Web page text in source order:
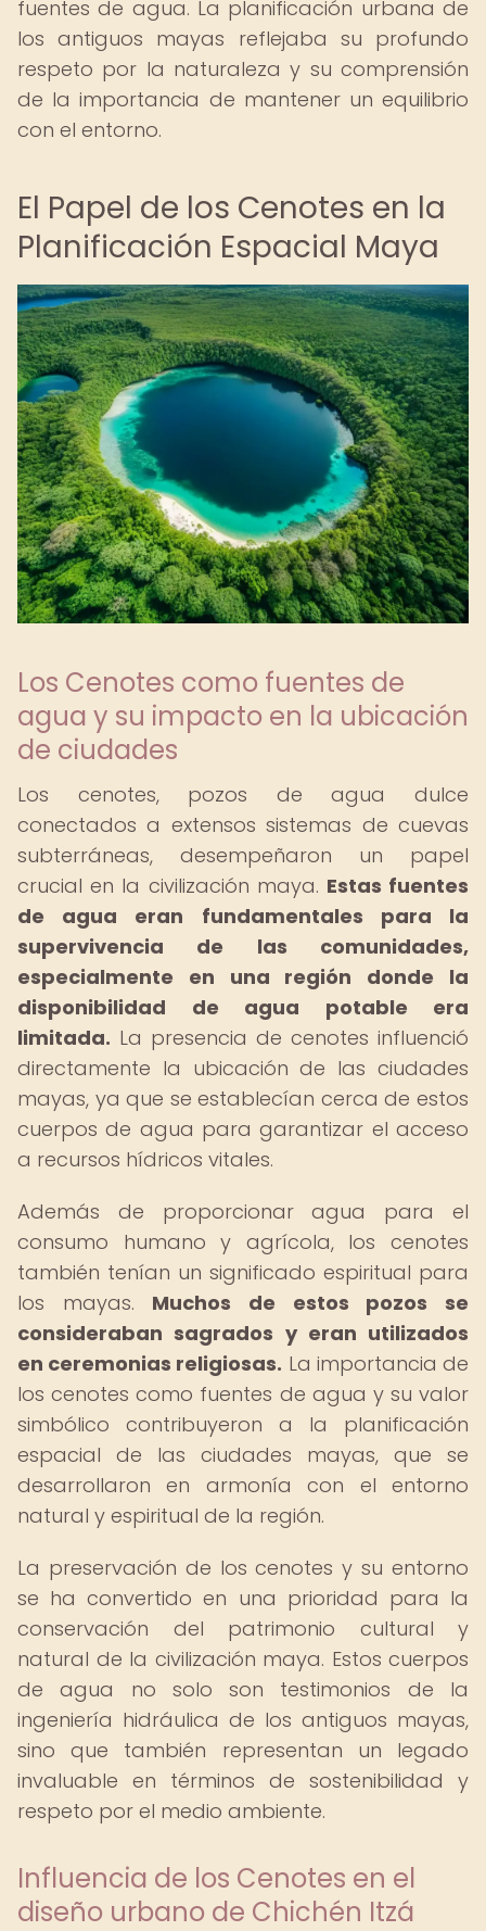
fuentes de agua. La planificación urbana de
los antiguos mayas reflejaba su profundo
respeto por la naturaleza y su comprensión
de la importancia de mantener un equilibrio
con el entorno.
El Papel de los Cenotes en la
Planificación Espacial Maya
Los Cenotes como fuentes de
agua y su impacto en la ubicación
de ciudades
Los cenotes, pozos de agua dulce
conectados a extensos sistemas de cuevas
subterráneas, desempeñaron un papel
crucial en la civilización maya. Estas fuentes
de agua eran fundamentales para la
supervivencia de las comunidades,
especialmente en una región donde la
disponibilidad de agua potable era
limitada. La presencia de cenotes influenció
directamente la ubicación de las ciudades
mayas, ya que se establecían cerca de estos
cuerpos de agua para garantizar el acceso
a recursos hídricos vitales.
Además de proporcionar agua para el
consumo humano y agrícola, los cenotes
también tenían un significado espiritual para
los mayas. Muchos de estos pozos se
consideraban sagrados y eran utilizados
en ceremonias religiosas. La importancia de
los cenotes como fuentes de agua y su valor
simbólico contribuyeron a la planificación
espacial de las ciudades mayas, que se
desarrollaron en armonía con el entorno
natural y espiritual de la región.
La preservación de los cenotes y su entorno
se ha convertido en una prioridad para la
conservación del patrimonio cultural y
natural de la civilización maya. Estos cuerpos
de agua no solo son testimonios de la
ingeniería hidráulica de los antiguos mayas,
sino que también representan un legado
invaluable en términos de sostenibilidad y
respeto por el medio ambiente.
Influencia de los Cenotes en el
diseño urbano de Chichén Itzá